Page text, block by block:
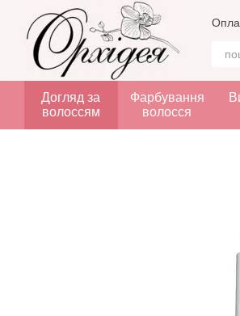
Перейти до основного контенту
Догляд за
волоссям
Фарбування
волосся